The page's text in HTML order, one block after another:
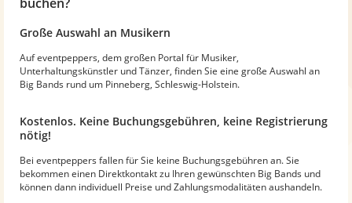
Große Auswahl an Musikern
Auf eventpeppers, dem großen Portal für Musiker,
Unterhaltungskünstler und Tänzer, finden Sie eine große Auswahl an
Big Bands rund um Pinneberg, Schleswig-Holstein.
Kostenlos. Keine Buchungsgebühren, keine Registrierung
nötig!
Bei eventpeppers fallen für Sie keine Buchungsgebühren an. Sie
bekommen einen Direktkontakt zu Ihren gewünschten Big Bands und
können dann individuell Preise und Zahlungsmodalitäten aushandeln.